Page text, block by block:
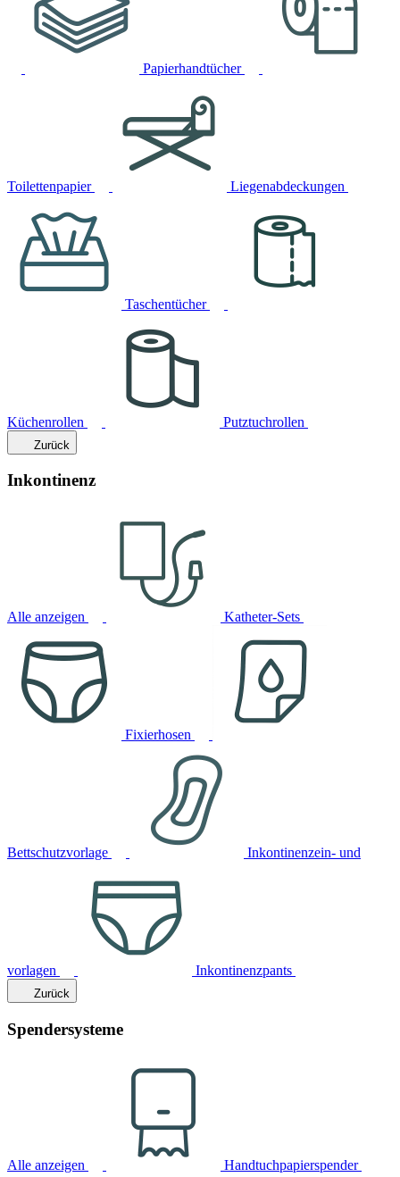
Papierhandtücher
Toilettenpapier Liegenabdeckungen
Taschentücher
Küchenrollen Putztuchrollen
Zurück
Inkontinenz
Alle anzeigen Katheter-Sets
Fixierhosen
Bettschutzvorlage Inkontinenzein- und
vorlagen Inkontinenzpants
Zurück
Spendersysteme
Alle anzeigen Handtuchpapierspender